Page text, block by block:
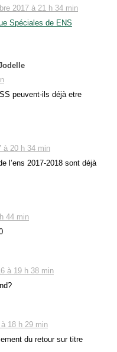
2017 à 21 h 34 min
Spéciales de ENS
peuvent-ils déjà etre
à 20 h 34 min
l’ens 2017-2018 sont déjà
44 min
à 19 h 38 min
18 h 29 min
du retour sur titre